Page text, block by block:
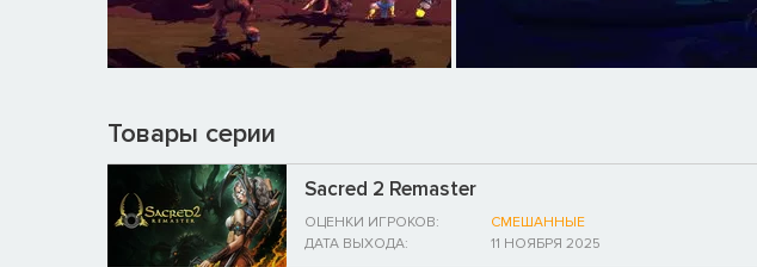
Товары серии
Sacred 2 Remaster
ОЦЕНКИ ИГРОКОВ:
СМЕШАННЫЕ
ДАТА ВЫХОДА:
11 НОЯБРЯ 2025